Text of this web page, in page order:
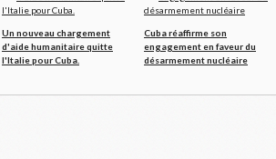
Un nouveau chargement
d'aide humanitaire quitte
l'Italie pour Cuba.
Cuba réaffirme son
engagement en faveur du
désarmement nucléaire